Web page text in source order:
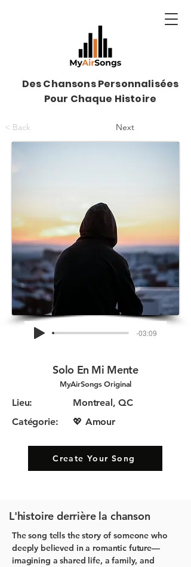
Des Chansons Personnalisées
Pour Chaque Histoire
< Back Next
-03:09
Solo En Mi Mente
MyAirSongs Original
Lieu:
Catégorie:
Montreal, QC
💖 Amour
Create Your Song
L'histoire derrière la chanson
The song tells the story of someone who
deeply believed in a romantic future—
imagining a shared life, a family, and